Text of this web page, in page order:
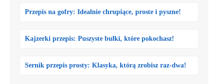
Przepis na gofry: Idealnie chrupiące, proste i pyszne!
Kajzerki przepis: Puszyste bułki, które pokochasz!
Sernik przepis prosty: Klasyka, którą zrobisz raz-dwa!